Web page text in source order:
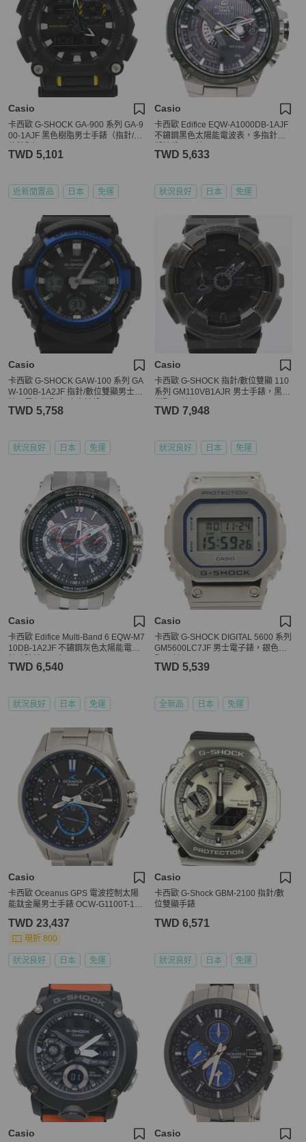
Casio
卡西歐 G-SHOCK GA-900 系列 GA-9
00-1AJF 黑色樹脂男士手錶（指針/數
TWD 5,101
近新閒置品 日本 免運
Casio
卡西歐 Edifice EQW-A1000DB-1AJF
不鏽鋼黑色太陽能電波表，多指針模
TWD 5,633
狀況良好 日本 免運
Casio
卡西歐 G-SHOCK GAW-100 系列 GA
W-100B-1A2JF 指針/數位雙顯男士手
TWD 5,758
狀況良好 日本 免運
Casio
卡西歐 G-SHOCK 指針/數位雙顯 110
系列 GM110VB1AJR 男士手錶，黑色
TWD 7,948
狀況良好 日本 免運
Casio
卡西歐 Edifice Multi-Band 6 EQW-M7
10DB-1A2JF 不鏽鋼灰色太陽能電波
TWD 6,540
狀況良好 日本 免運
Casio
卡西歐 G-SHOCK DIGITAL 5600 系列
GM5600LC7JF 男士電子錶，銀色樹
TWD 5,539
全新品 日本 免運
Casio
卡西歐 Oceanus GPS 電波控制太陽
能鈦金屬男士手錶 OCW-G1100T-1AJ
TWD 23,437
現折 800
狀況良好 日本 免運
Casio
卡西歐 G-Shock GBM-2100 指針/數
位雙顯手錶
TWD 6,571
狀況良好 日本 免運
Casio Casio